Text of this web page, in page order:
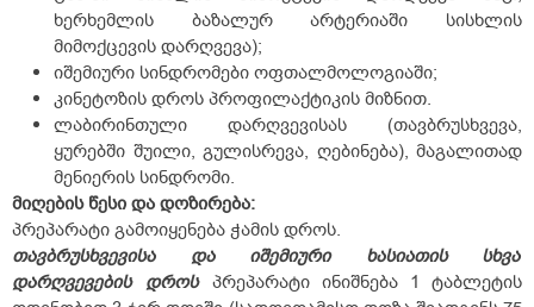
ხერხემლის ბაზალურ არტერიაში სისხლის
მიმოქცევის დარღვევა);
იშემიური სინდრომები ოფთალმოლოგიაში;
კინეტოზის დროს პროფილაქტიკის მიზნით.
ლაბირინთული დარღვევისას (თავბრუსხვევა,
ყურებში შუილი, გულისრევა, ღებინება), მაგალითად
მენიერის სინდრომი.
მიღების წესი და დოზირება:
პრეპარატი გამოიყენება ჭამის დროს.
თავბრუსხვევისა
და იშემიური ხასიათის
სხვა
დარღვევების დროსპრეპარატი ინიშნება 1 ტაბლეტის